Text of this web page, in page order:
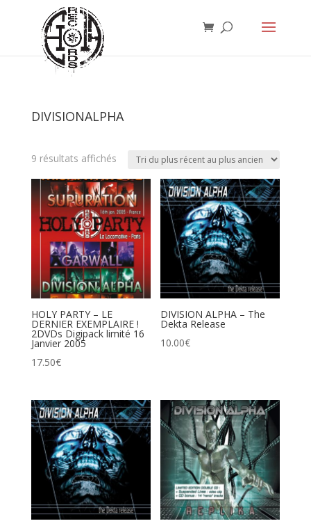
DIVISIONALPHA
9 résultats affichésTrié
plus
récent
au
plus
ancien
HOLY PARTY – LE
DERNIER EXEMPLAIRE !
2DVDs Digipack limité 16
Janvier 2005
17.50€
DIVISION ALPHA – The
Dekta Release
10.00€